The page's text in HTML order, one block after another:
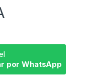
por WhatsApp